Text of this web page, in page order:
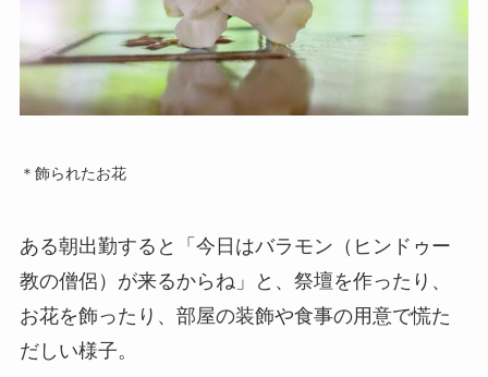
＊飾られたお花
ある朝出勤すると「今日はバラモン（ヒンドゥー
教の僧侶）が来るからね」と、祭壇を作ったり、
お花を飾ったり、部屋の装飾や食事の用意で慌た
だしい様子。